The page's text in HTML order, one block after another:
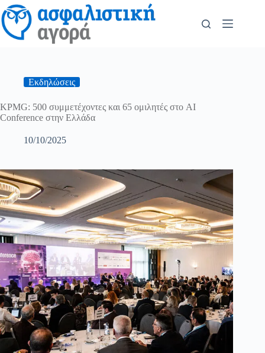
Εκδηλώσεις
KPMG: 500 συμμετέχοντες και 65 ομιλητές στο AI
Conference στην Ελλάδα
10/10/2025